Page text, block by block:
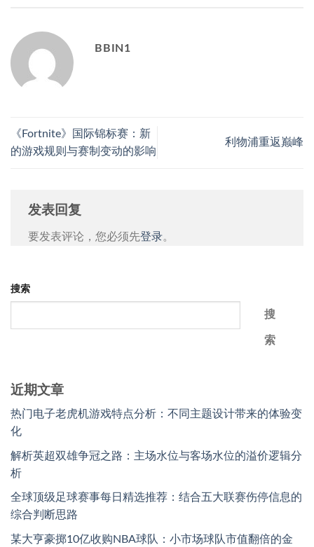
BBIN1
《Fortnite》国际锦标赛：新
的游戏规则与赛制变动的影响
利物浦重返巅峰
发表回复
要发表评论，您必须先登录。
搜索
搜
索
近期文章
热门电子老虎机游戏特点分析：不同主题设计带来的体验变
化
解析英超双雄争冠之路：主场水位与客场水位的溢价逻辑分
析
全球顶级足球赛事每日精选推荐：结合五大联赛伤停信息的
综合判断思路
某大亨豪掷10亿收购NBA球队：小市场球队市值翻倍的金